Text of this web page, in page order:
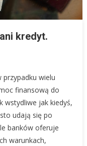
kredyt.
przypadku wielu
finansową do
wstydliwe jak kiedyś,
udają się po
banków oferuje
warunkach,